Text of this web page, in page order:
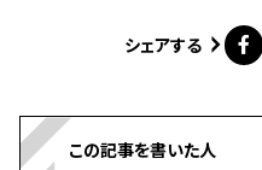
シェアする
この記事を書いた人